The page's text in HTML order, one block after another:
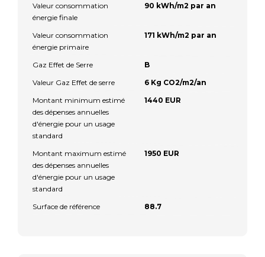
Valeur consommation
énergie finale
90 kWh/m2 par an
Valeur consommation
énergie primaire
171 kWh/m2 par an
Gaz Effet de Serre
B
Valeur Gaz Effet de serre
6 Kg CO2/m2/an
Montant minimum estimé
des dépenses annuelles
d'énergie pour un usage
standard
1440 EUR
Montant maximum estimé
des dépenses annuelles
d'énergie pour un usage
standard
1950 EUR
Surface de référence 88.7